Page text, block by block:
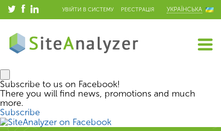
УВІЙТИ В СИСТЕМУ РЕЄСТРАЦІЯ УКРАЇНСЬКА
Subscribe to us on Facebook!
There you will find news, promotions and much
more.
Subscribe